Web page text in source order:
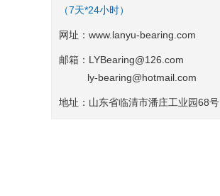
（7天*24小时）
网址： www.lanyu-bearing.com
邮箱：LYBearing@126.com
ly-bearing@hotmail.com
地址：山东省临清市潘庄工业园68号